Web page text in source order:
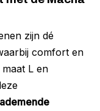
zijn dé
comfort en
L en